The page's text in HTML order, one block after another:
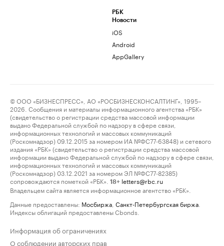
РБК
Новости
iOS
Android
AppGallery
© ООО «БИЗНЕСПРЕСС», АО «РОСБИЗНЕСКОНСАЛТИНГ», 1995–
2026. Сообщения и материалы информационного агентства «РБК»
(свидетельство о регистрации средства массовой информации
выдано Федеральной службой по надзору в сфере связи,
информационных технологий и массовых коммуникаций
(Роскомнадзор) 09.12.2015 за номером ИА №ФС77-63848) и сетевого
издания «РБК» (свидетельство о регистрации средства массовой
информации выдано Федеральной службой по надзору в сфере связи,
информационных технологий и массовых коммуникаций
(Роскомнадзор) 03.12.2021 за номером ЭЛ №ФС77-82385)
сопровождаются пометкой «РБК».
18+ letters@rbc.ru
Владельцем сайта является информационное агентство «РБК».
Данные предоставлены: Мосбиржа Санкт-Петербургская биржа
Индексы облигаций предоставлены Cbonds.
Информация об ограничениях
О соблюдении авторских прав